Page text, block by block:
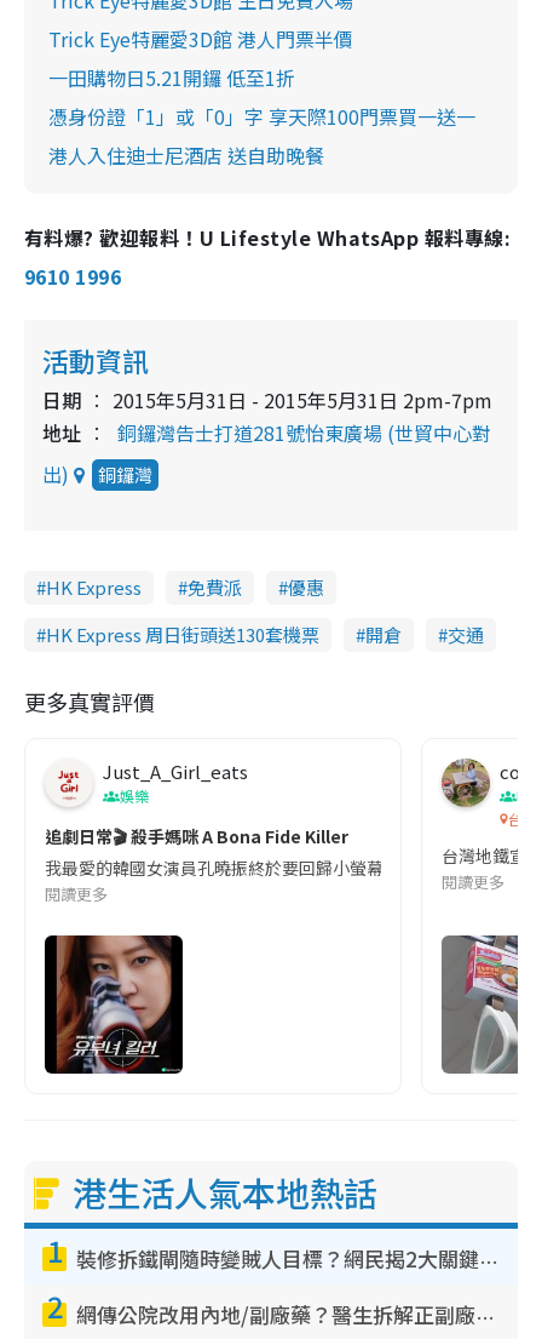
Trick Eye特麗愛3D館 港人門票半價
一田購物日5.21開鑼 低至1折
憑身份證「1」或「0」字 享天際100門票買一送一
港人入住迪士尼酒店 送自助晚餐
有料爆? 歡迎報料！U Lifestyle WhatsApp 報料專線:
9610 1996
活動資訊
日期
2015年5月31日 - 2015年5月31日 2pm-7pm
地址
銅鑼灣告士打道281號怡東廣場 (世貿中心對
出)
銅鑼灣
HK Express 免費派
優惠
HK Express 周日街頭送130套機票
開倉 交通
更多真實評價
Just_A_Girl_eats
娛樂
追劇日常🎬 殺手媽咪 A Bona Fide Killer
我最愛的韓國女演員孔曉振終於要回歸小螢幕啦!這次的劇本改編
閱讀更多
co
吹
台灣
台灣地鐵宣
閱讀更多
港生活人氣本地熱話
1 裝修拆鐵閘隨時變賊人目標？網民揭2大關鍵用途：裝新式等於白裝？附新舊鐵閘分別
2 網傳公院改用內地/副廠藥？醫生拆解正副廠分別 揭4類人換藥隨時出事